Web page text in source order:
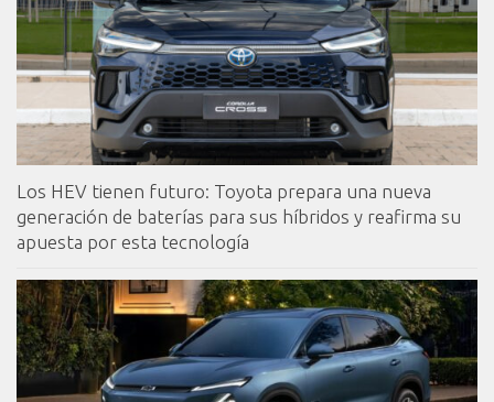
Los HEV tienen futuro: Toyota prepara una nueva
generación de baterías para sus híbridos y reafirma su
apuesta por esta tecnología